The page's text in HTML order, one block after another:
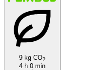
9 kg CO2
4 h 0 min